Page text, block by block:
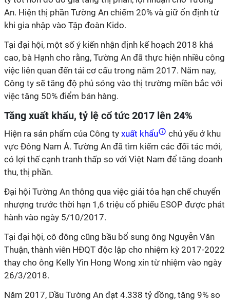
An. Hiện thị phần Tường An chiếm 20% và giữ ổn định từ
khi gia nhập vào Tập đoàn Kido.
Tại đại hội, một số ý kiến nhận định kế hoạch 2018 khá
cao, bà Hạnh cho rằng, Tường An đã thực hiện nhiều công
việc liên quan đến tái cơ cấu trong năm 2017. Năm nay,
Công ty sẽ tăng độ phủ sóng vào thị trường miền bắc với
việc tăng 50% điểm bán hàng.
Tăng xuất khẩu, tỷ lệ cổ tức 2017 lên 24%
Hiện ra sản phẩm của Công ty xuất khẩu
chủ yếu ở khu
vực Đông Nam Á. Tường An đã tìm kiếm các đối tác mới,
có lợi thế cạnh tranh thấp so với Việt Nam để tăng doanh
thu, thị phần.
Đại hội Tường An thông qua việc giải tỏa hạn chế chuyển
nhượng trước thời hạn 1,6 triệu cổ phiếu ESOP được phát
hành vào ngày 5/10/2017.
Tại đại hội, cô đông cũng bầu bổ sung ông Nguyễn Văn
Thuận, thành viên HĐQT độc lập cho nhiệm kỳ 2017-2022
thay cho ông Kelly Yin Hong Wong xin từ nhiệm vào ngày
26/3/2018.
Năm 2017, Dầu Tường An đạt 4.338 tỷ đồng, tăng 9% so